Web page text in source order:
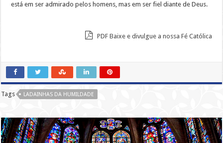
está em ser admirado pelos homens, mas em ser fiel diante de Deus.
PDF Baixe e divulgue a nossa Fé Católica
Tags LADAINHAS DA HUMILDADE